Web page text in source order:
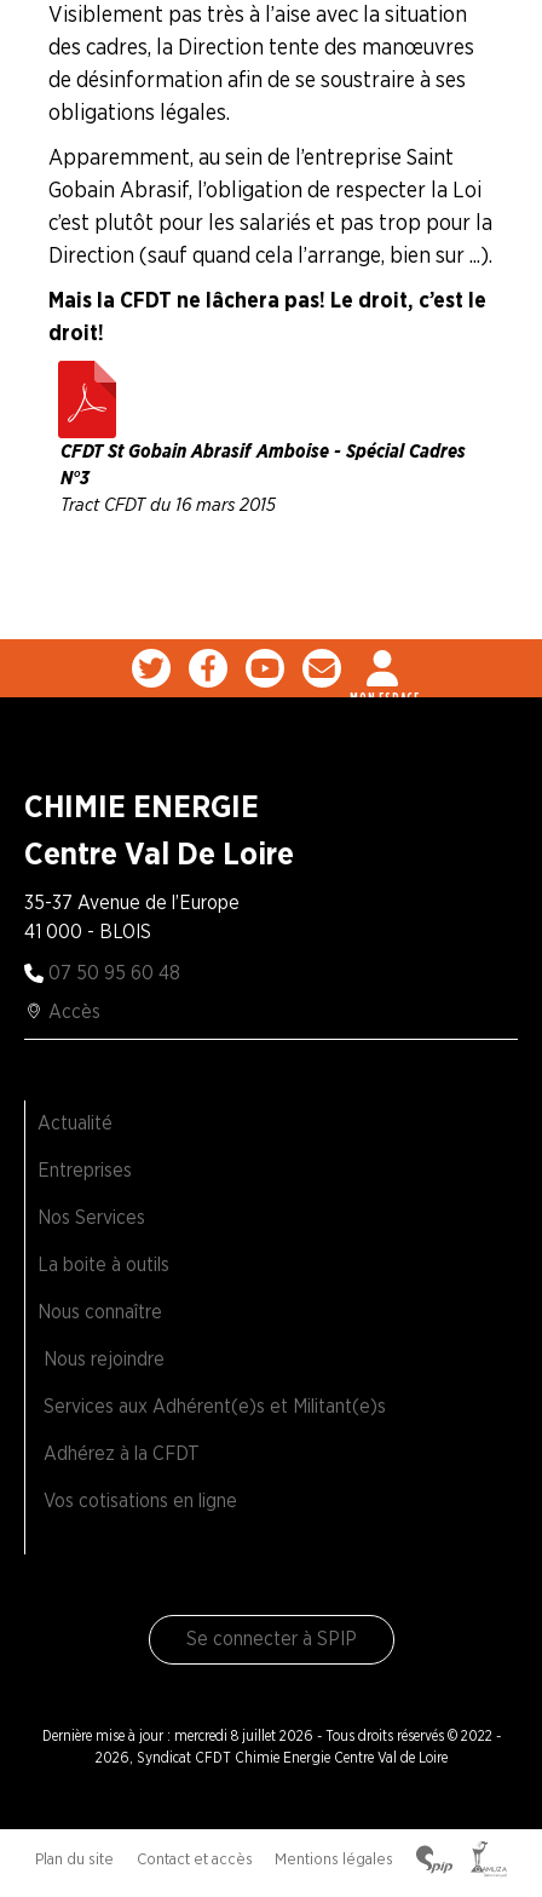
Branche Papier Carton
Branche Pétrole
Branche Pharma
Branche Plasturgie
Branche Verre
SERVICES
NOUS
CONNAÎTRE
BOITE
OUTILS
adhérer ?
Visiblement pas très à l’aise avec la situation
des cadres, la Direction tente des manœuvres
de désinformation afin de se soustraire à ses
obligations légales.
Apparemment, au sein de l’entreprise Saint
Gobain Abrasif, l’obligation de respecter la Loi
c’est plutôt pour les salariés et pas trop pour la
Direction (sauf quand cela l’arrange, bien sur ...).
Mais la CFDT ne lâchera pas ! Le droit, c’est le
droit !
CFDT St Gobain Abrasif Amboise - Spécial Cadres
N°3
Tract CFDT du 16 mars 2015
MON ESPACE
CHIMIE ENERGIE
Centre Val De Loire
35-37 Avenue de l’Europe
41 000 - BLOIS
07 50 95 60 48
Accès
Actualité
Entreprises
Nos Services
La boite à outils
Nous connaître
Nous rejoindre
Services aux Adhérent(e)s et Militant(e)s
Adhérez à la CFDT
Vos cotisations en ligne
Se connecter à SPIP
Dernière mise à jour : mercredi 8 juillet 2026 - Tous droits réservés © 2022 -
2026, Syndicat CFDT Chimie Energie Centre Val de Loire
Plan du site Contact et accès Mentions légales